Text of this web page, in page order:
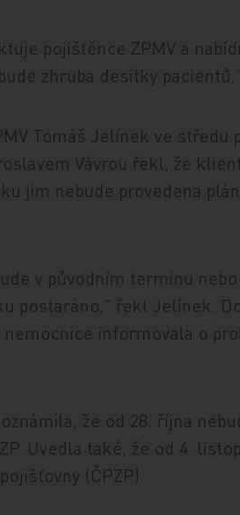
pojištěnce ZPMV a
zhruba desítky
Tomáš Jelínek ve středu
Vávrou řekl, že
jim nebude provedena
v původním termínu
postaráno," řekl Jelínek.
informovala o
že od 28. října
Uvedla také, že od 4.
(ČPZP).